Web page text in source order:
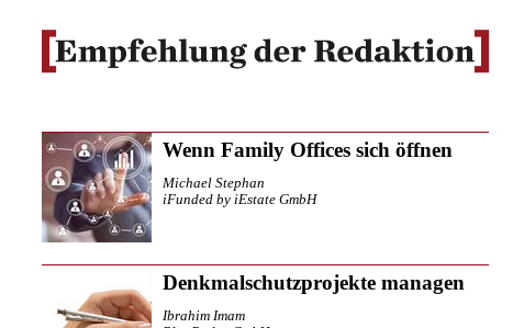
Wenn Family Offices sich öffnen
Michael Stephan
iFunded by iEstate GmbH
Denkmalschutzprojekte managen
Ibrahim Imam